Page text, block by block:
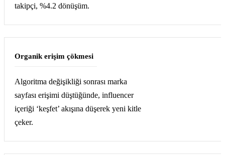
takipçi, %4.2 dönüşüm.
Organik erişim çökmesi
Algoritma değişikliği sonrası marka
sayfası erişimi düştüğünde, influencer
içeriği ‘keşfet’ akışına düşerek yeni kitle
çeker.